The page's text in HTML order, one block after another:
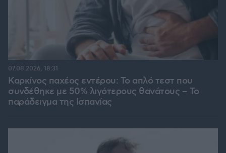
Καρκίνος παχέος εντέρου: Το απλό τεστ που
συνδέθηκε με 50% λιγότερους θανάτους – Το
παράδειγμα της Ισπανίας
07.08.2026, 18:31